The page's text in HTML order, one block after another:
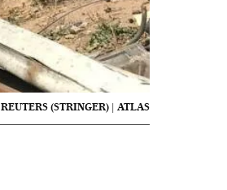
REUTERS (STRINGER) | ATLAS